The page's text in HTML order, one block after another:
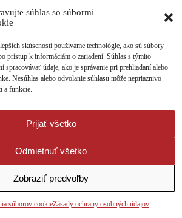
súhlas so súbormi
skúseností používame technológie, ako sú súbory
prístup k informáciám o zariadení. Súhlas s týmito
spracovávať údaje, ako je správanie pri prehliadaní alebo
Nesúhlas alebo odvolanie súhlasu môže nepriaznivo
a funkcie.
Prijať všetko
Odmietnuť všetko
Zobraziť predvoľby
súborov cookieZásady ochrany osobných údajov
tagov / značiek
malých zajačikov